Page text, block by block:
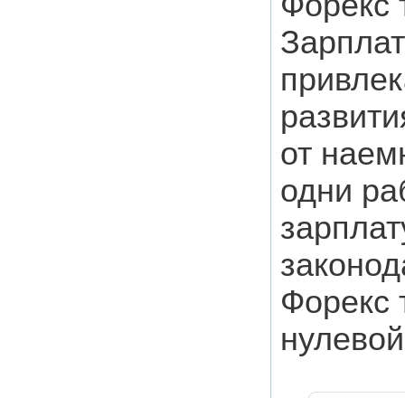
от
одни
Форекс